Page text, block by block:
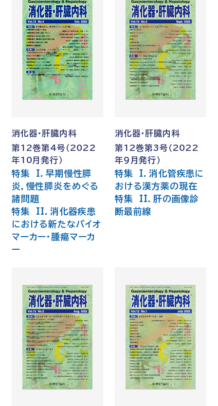
消化器・肝臓内科
第12巻第4号（2022
年10月発行）
特集 I．早期慢性膵
炎，慢性膵炎をめぐる
諸問題
特集 II．消化器疾患
における新たなバイオ
マーカー・腫瘍マーカ
ー
消化器・肝臓内科
第12巻第3号（2022
年9月発行）
特集 I．消化管疾患に
おける漢方薬の現在
特集 II．肝の画像診
断最前線